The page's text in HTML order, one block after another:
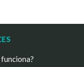
funciona?